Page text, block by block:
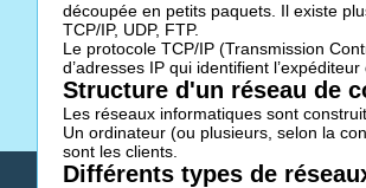
découpée en petits paquets. Il existe
TCP/IP, UDP, FTP.
Le protocole TCP/IP (Transmission
d’adresses IP qui identifient
Structure d'un réseau de
Les réseaux informatiques sont
Un ordinateur (ou plusieurs, selon la
sont les clients.
Différents types de